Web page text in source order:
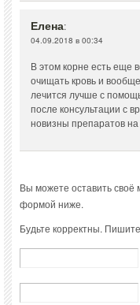
Елена:
04.09.2018 в 00:34
В этом корне есть еще
очищать кровь и
лечится лучше с
после консультации с
новизны препаратов на
Вы можете оставить своё
формой ниже.
Будьте корректны.